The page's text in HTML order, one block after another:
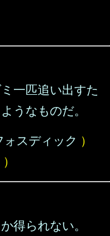
一匹追い出すた
うなものだ。
スディック ）
）
得られない。